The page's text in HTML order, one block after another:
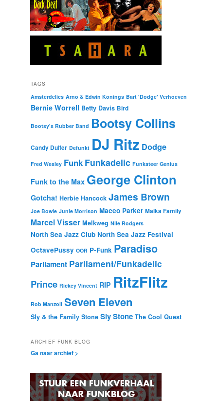
TAGS
Amsterdelics Arno & Edwin Konings Bart 'Dodge' Verhoeven
Bernie Worrell Betty Davis Bird
Bootsy's Rubber Band Bootsy Collins
Candy Dulfer Defunkt DJ Ritz Dodge
Fred Wesley Funk Funkadelic Funkateer Genius
Funk to the Max George Clinton
Gotcha! Herbie Hancock James Brown
Joe Bowie Junie Morrison Maceo Parker Malka Family
Marcel Visser Melkweg Nile Rodgers
North Sea Jazz Club North Sea Jazz Festival
OctavePussy OOR P-Funk Paradiso
Parliament Parliament/Funkadelic
Prince Rickey Vincent RIP RitzFlitz
Rob Manzoli Seven Eleven
Sly & the Family Stone Sly Stone The Cool Quest
ARCHIEF FUNK BLOG
Ga naar archief >